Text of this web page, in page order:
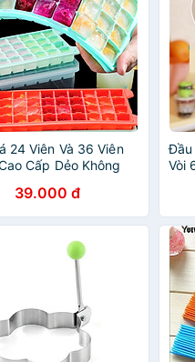
24 Viên Và 36 Viên
Cấp Dẻo Không
Tràn Tiện Lợi
39.000 đ
Đầu
Vòi
Gia